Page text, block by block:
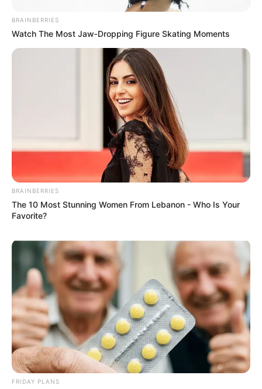
BRAINBERRIES
Watch The Most Jaw‑Dropping Figure Skating Moments
BRAINBERRIES
The 10 Most Stunning Women From Lebanon - Who Is Your
Favorite?
FRIDAY PLANS